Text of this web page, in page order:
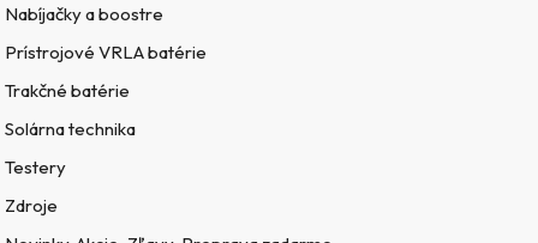
Nabíjačky a boostre
Prístrojové VRLA batérie
Trakčné batérie
Solárna technika
Testery
Zdroje